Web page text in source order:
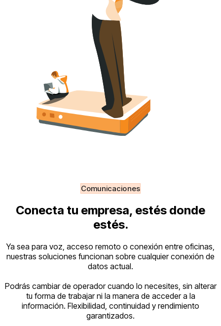
Comunicaciones
Conecta tu empresa, estés donde
estés.
Ya sea para voz, acceso remoto o conexión entre oficinas,
nuestras soluciones funcionan sobre cualquier conexión de
datos actual.
Podrás cambiar de operador cuando lo necesites, sin alterar
tu forma de trabajar ni la manera de acceder a la
información. Flexibilidad, continuidad y rendimiento
garantizados.